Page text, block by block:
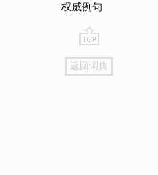
权威例句
go
top
返回词典